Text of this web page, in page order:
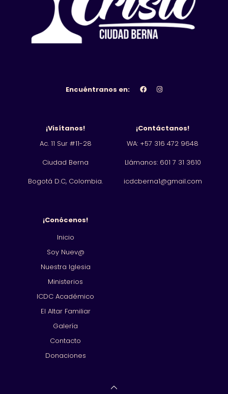
Encuéntranos en:
¡Visítanos!
Ac. 11 Sur #11-28
Ciudad Berna
Bogotá D.C, Colombia.
¡Contáctanos!
WA: +57 316 472 9648
Llámanos: 601 7 31 3610
icdcberna1@gmail.com
¡Conócenos!
Inicio
Soy Nuev@
Nuestra Iglesia
Ministerios
ICDC Académico
El Altar Familiar
Galería
Contacto
Donaciones